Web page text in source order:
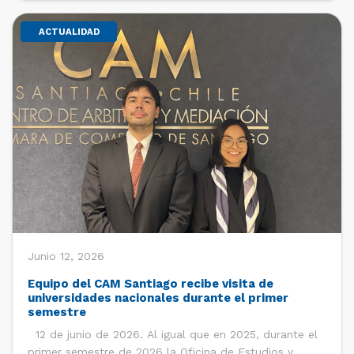
ACTUALIDAD
Junio 12, 2026
Equipo del CAM Santiago recibe visita de
universidades nacionales durante el primer
semestre
12 de junio de 2026. Al igual que en 2025, durante el